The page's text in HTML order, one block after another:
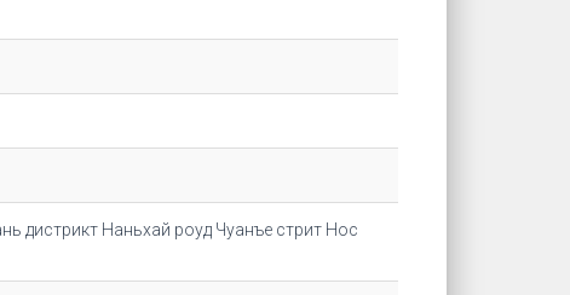
дистрикт Наньхай роуд Чуанъе стрит Нос